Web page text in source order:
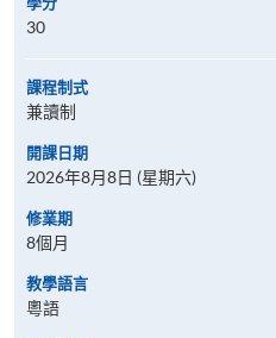
30
課程制式
兼讀制
開課日期
2026年8月8日 (星期六)
修業期
8個月
教學語言
粵語